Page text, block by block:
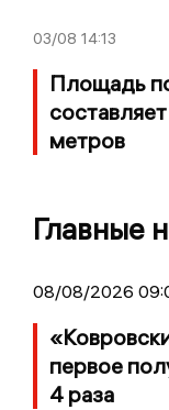
03/08 14:13
Площадь
метров
Главные
08/08/2026
первое
4 раза